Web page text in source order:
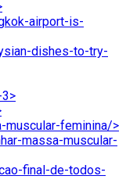
airport-is-
dishes-to-try-
muscular-feminina/>
massa-muscular-
final-de-todos-